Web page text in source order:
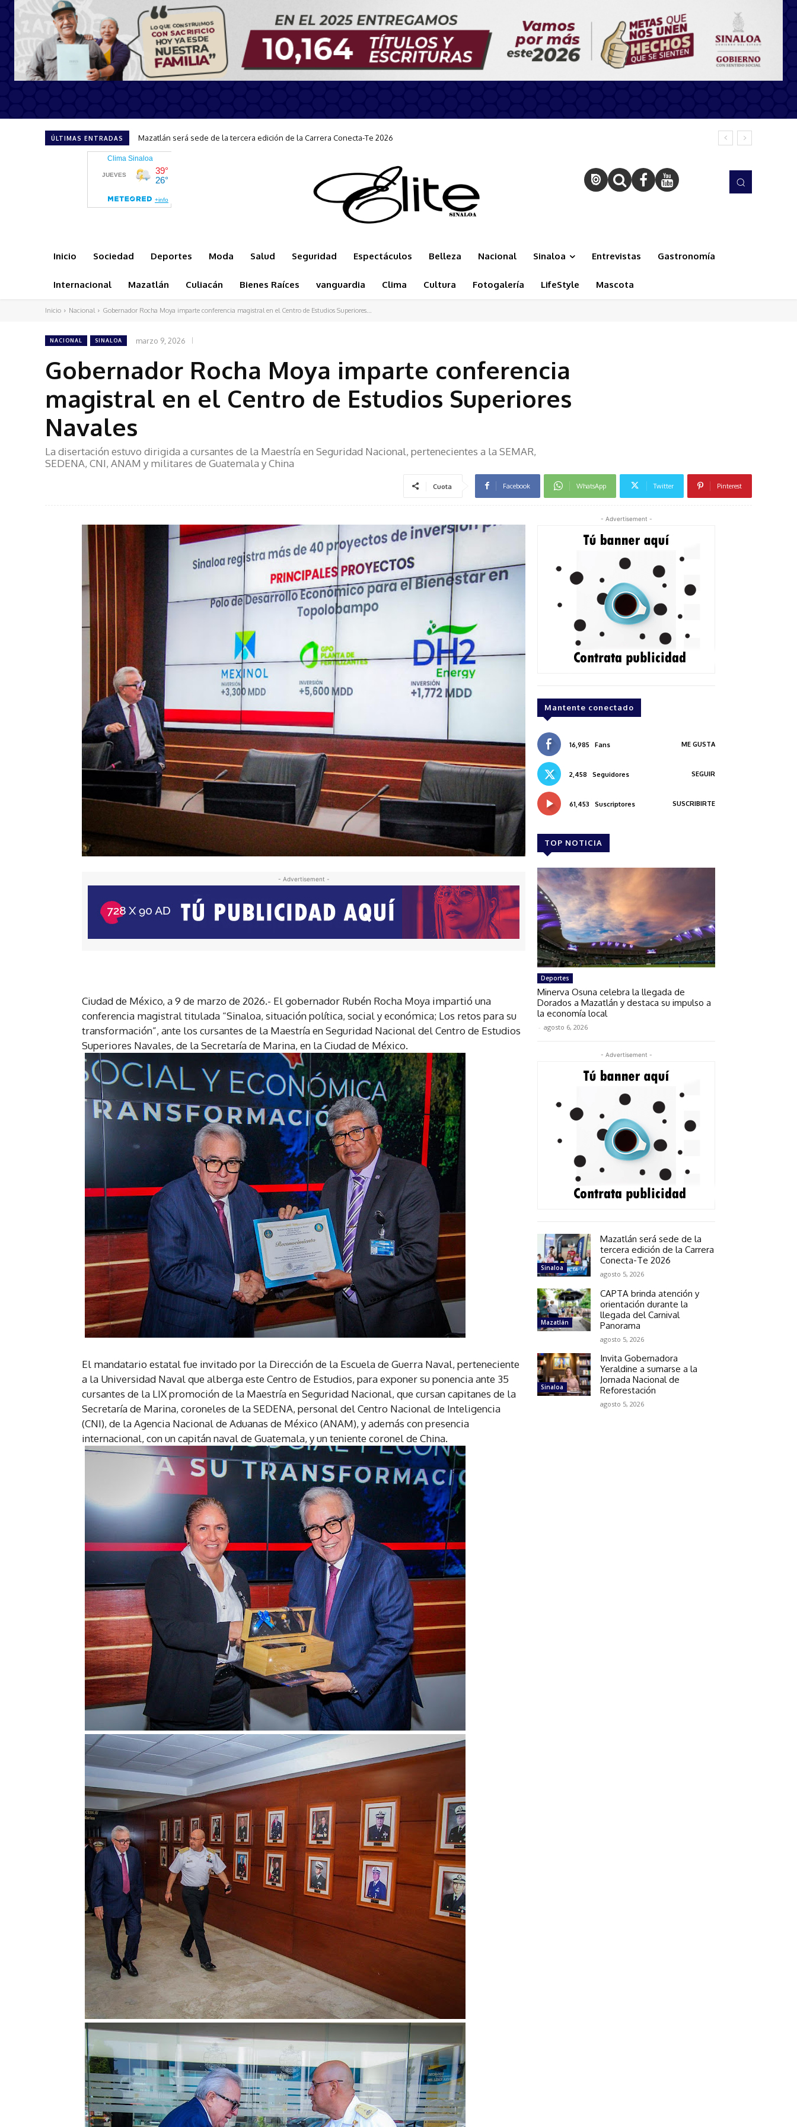
ÚLTIMAS ENTRADAS CAPTA brinda atención y orientación durante la llegada del Carnival Panorama
Inicio Sociedad Deportes Moda Salud Seguridad Espectáculos Belleza Nacional Sinaloa Entrevistas Gastronomía
Internacional Mazatlán Culiacán Bienes Raíces vanguardia Clima Cultura Fotogalería LifeStyle Mascota
Inicio Nacional Gobernador Rocha Moya imparte conferencia magistral en el Centro de Estudios Superiores...
NACIONAL SINALOA marzo 9, 2026
Gobernador Rocha Moya imparte conferencia
magistral en el Centro de Estudios Superiores
Navales
La disertación estuvo dirigida a cursantes de la Maestría en Seguridad Nacional, pertenecientes a la SEMAR,
SEDENA, CNI, ANAM y militares de Guatemala y China
Cuota Facebook WhatsApp Twitter Pinterest
- Advertisement -
Ciudad de México, a 9 de marzo de 2026.- El gobernador Rubén Rocha Moya impartió una
conferencia magistral titulada “Sinaloa, situación política, social y económica; Los retos para su
transformación”, ante los cursantes de la Maestría en Seguridad Nacional del Centro de Estudios
Superiores Navales, de la Secretaría de Marina, en la Ciudad de México.
El mandatario estatal fue invitado por la Dirección de la Escuela de Guerra Naval, perteneciente
a la Universidad Naval que alberga este Centro de Estudios, para exponer su ponencia ante 35
cursantes de la LIX promoción de la Maestría en Seguridad Nacional, que cursan capitanes de la
Secretaría de Marina, coroneles de la SEDENA, personal del Centro Nacional de Inteligencia
(CNI), de la Agencia Nacional de Aduanas de México (ANAM), y además con presencia
internacional, con un capitán naval de Guatemala, y un teniente coronel de China.
- Advertisement -
Mantente conectado
16,985 Fans ME GUSTA
2,458 Seguidores SEGUIR
61,453 Suscriptores SUSCRIBIRTE
TOP NOTICIA
Deportes
Minerva Osuna celebra la llegada de
Dorados a Mazatlán y destaca su impulso a
la economía local
- agosto 6, 2026
- Advertisement -
Sinaloa
Mazatlán será sede de la
tercera edición de la Carrera
Conecta-Te 2026
agosto 5, 2026
Mazatlán
CAPTA brinda atención y
orientación durante la
llegada del Carnival
Panorama
agosto 5, 2026
Sinaloa
Invita Gobernadora
Yeraldine a sumarse a la
Jornada Nacional de
Reforestación
agosto 5, 2026